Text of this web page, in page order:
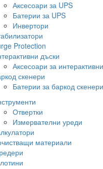
Аксесоари за UPS
Батерии за UPS
Инвертори
Protection
дъски
Аксесоари за
скенери
Батерии за баркод скенери
Отвертки
Измервателни уреди
материали